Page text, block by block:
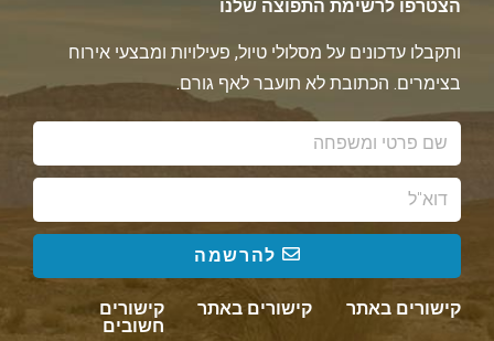
הצטרפו לרשימת התפוצה שלנו
ותקבלו עדכונים על מסלולי טיול, פעילויות ומבצעי אירוח
בצימרים. הכתובת לא תועבר לאף גורם.
להרשמה
קישורים באתר קישורים באתר
קישורים
חשובים